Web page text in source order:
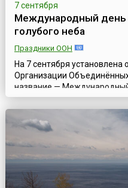
7 сентября
Международный день
голубого неба
Праздники ООН
На 7 сентября установлена
Организации
название —
голубого неба (англ.
skies). В 2020 году она
секрет, что проблема
давно вошла в число
Деятельность человека и